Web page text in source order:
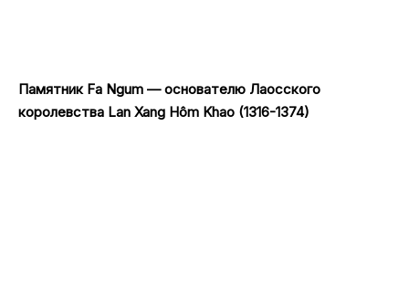
Памятник Fa Ngum — основателю Лаосского
королевства Lan Xang Hôm Khao (1316-1374)